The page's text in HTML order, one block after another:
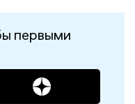
первыми